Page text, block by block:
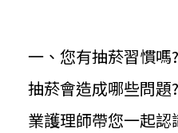
一、您有抽菸習慣嗎
抽菸會造成哪些問題?
業護理師帶您一起認